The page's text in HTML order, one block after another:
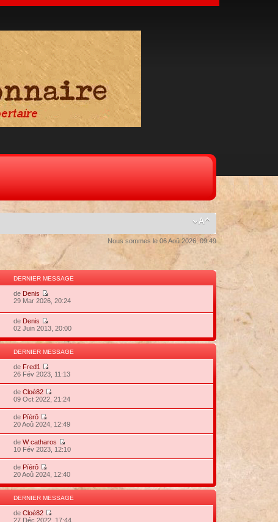
Nous sommes le 06 Aoû 2026, 09:49
DERNIER MESSAGE
de Denis
29 Mar 2026, 20:24
de Denis
02 Juin 2013, 20:00
DERNIER MESSAGE
de Fred1
26 Fév 2023, 11:13
deCloé82
09 Oct 2022, 21:24
de Pïérô
20 Aoû 2024, 12:49
deW catharos
10 Fév 2023, 12:10
de Pïérô
20 Aoû 2024, 12:40
DERNIER MESSAGE
deCloé82
27 Déc 2022, 17:44